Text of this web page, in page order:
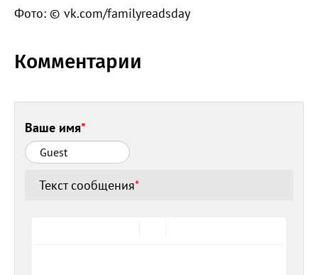
Фото: © vk.com/familyreadsday
Комментарии
Ваше имя*
Текст сообщения*